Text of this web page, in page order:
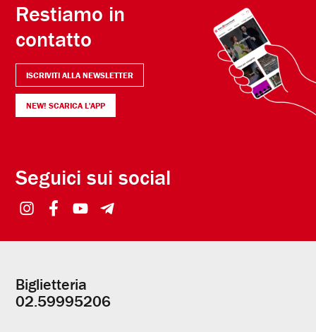
Restiamo in
contatto
ISCRIVITI ALLA NEWSLETTER
NEW! SCARICA L'APP
Seguici sui social
Informazioni
utili
Biglietteria
02.59995206